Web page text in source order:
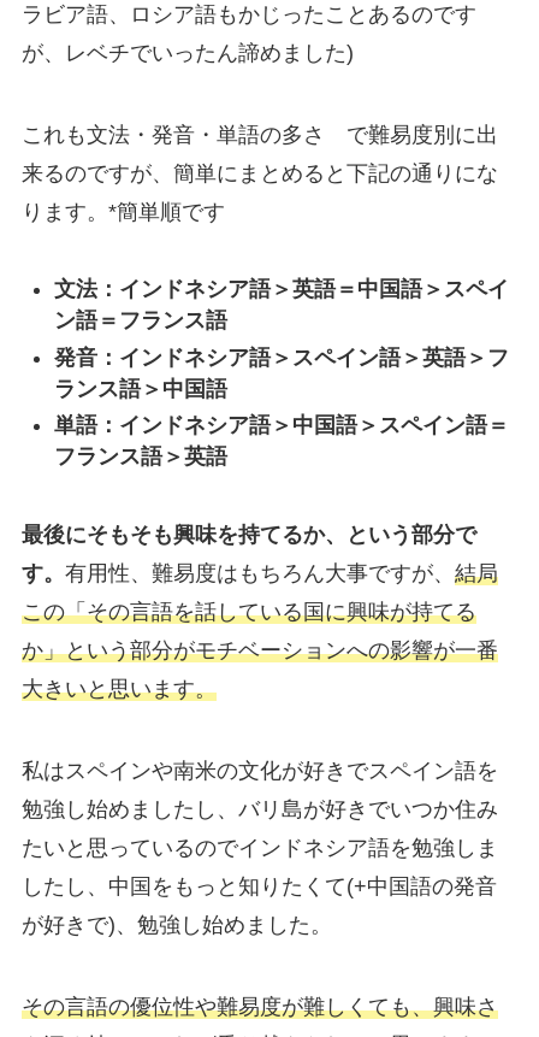
ラビア語、ロシア語もかじったことあるのです
が、レベチでいったん諦めました)
これも文法・発音・単語の多さ で難易度別に出
来るのですが、簡単にまとめると下記の通りにな
ります。*簡単順です
文法：インドネシア語＞英語＝中国語＞スペイ
ン語＝フランス語
発音：インドネシア語＞スペイン語＞英語＞フ
ランス語＞中国語
単語：インドネシア語＞中国語＞スペイン語＝
フランス語＞英語
最後にそもそも興味を持てるか、という部分で
す。 有用性、難易度はもちろん大事ですが、 結局
この「その言語を話している国に興味が持てる
か」という部分がモチベーションへの影響が一番
大きいと思います。
私はスペインや南米の文化が好きでスペイン語を
勉強し始めましたし、バリ島が好きでいつか住み
たいと思っているのでインドネシア語を勉強しま
したし、中国をもっと知りたくて(+中国語の発音
が好きで)、勉強し始めました。
その言語の優位性や難易度が難しくても、興味さ